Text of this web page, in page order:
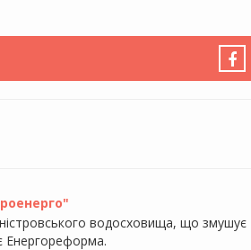
водосховища, що змушує
Енергореформа.